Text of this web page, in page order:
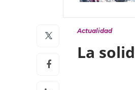
Actualidad
La